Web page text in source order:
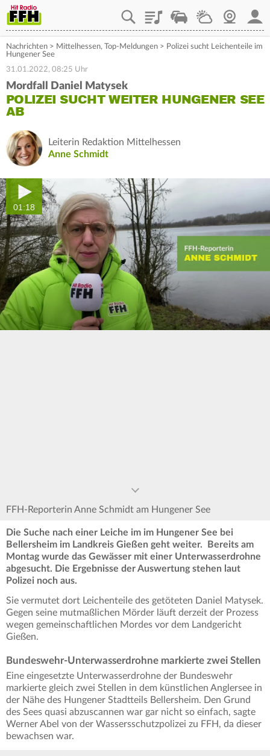
PlaylistStaupilotWetterWebcam
Nachrichten > Mittelhessen, Top-Meldungen > Polizei sucht Leichenteile im
Hungener See
31.01.2022, 08:25 Uhr
Mordfall Daniel Matysek
POLIZEI SUCHT WEITER HUNGENER SEE
AB
Leiterin Redaktion Mittelhessen
Anne Schmidt
01:18
FFH-Reporterin Anne Schmidt am Hungener See
Die Suche nach einer Leiche im im Hungener See bei
Bellersheim im Landkreis Gießen geht weiter. Bereits am
Montag wurde das Gewässer mit einer Unterwasserdrohne
abgesucht. Die Ergebnisse der Auswertung stehen laut
Polizei noch aus.
Sie vermutet dort Leichenteile des getöteten Daniel Matysek.
Gegen seine mutmaßlichen Mörder läuft derzeit der Prozess
wegen gemeinschaftlichen Mordes vor dem Landgericht
Gießen.
Bundeswehr-Unterwasserdrohne markierte zwei Stellen
Eine eingesetzte Unterwasserdrohne der Bundeswehr
markierte gleich zwei Stellen in dem künstlichen Anglersee in
der Nähe des Hungener Stadtteils Bellersheim. Den Grund
des Sees quasi abzuscannen war gar nicht so einfach, sagte
Werner Abel von der Wassersschutzpolizei zu FFH, da dieser
bewachsen war.